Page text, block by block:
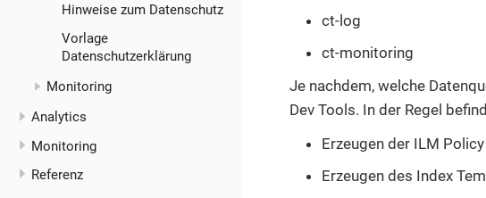
Hinweise zum Datenschutz
Vorlage
Datenschutzerklärung
Monitoring
Analytics
Monitoring
Referenz
ct-log
ct-monitoring
Je nachdem, welche
Dev Tools. In der Regel
Erzeugen der ILM Policy
Erzeugen des Index